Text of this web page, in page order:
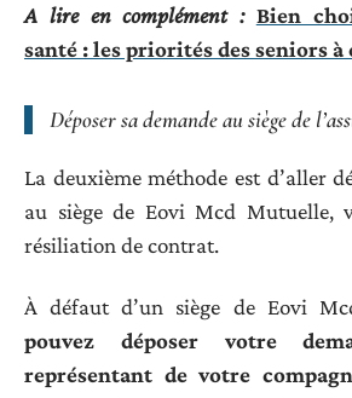
A lire en complément : Bien
santé : les priorités des seniors
Déposer sa demande au siège de
La deuxième méthode est d’aller
au siège de Eovi Mcd Mutuelle,
résiliation de contrat.
À défaut d’un siège de Eovi
pouvez déposer votre
représentant de votre